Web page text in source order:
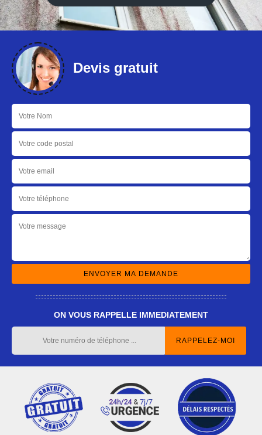
Devis gratuit
ON VOUS RAPPELLE IMMEDIATEMENT